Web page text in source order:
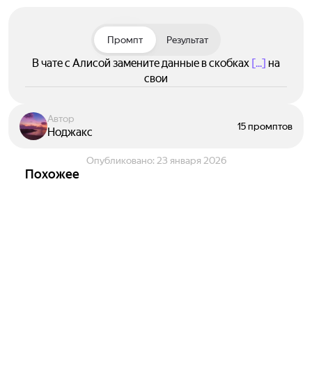
Промпт Результат
В чате с Алисой замените данные в скобках [...] на
свои
Автор
Ноджакс 15 промптов
Опубликовано: 23 января 2026
Похожее